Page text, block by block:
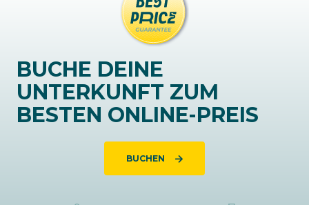
BUCHE DEINE
UNTERKUNFT ZUM
BESTEN ONLINE-PREIS
BUCHEN